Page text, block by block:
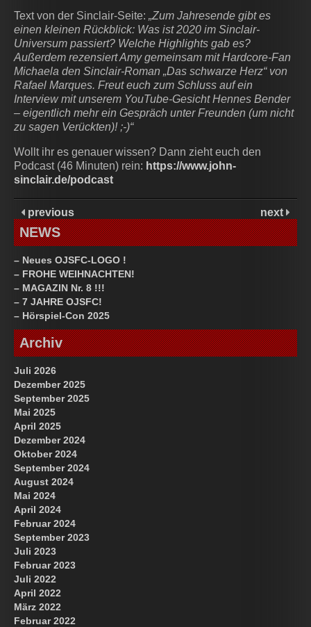
Text von der Sinclair-Seite: „Zum Jahresende gibt es
einen kleinen Rückblick: Was ist 2020 im Sinclair-
Universum passiert? Welche Highlights gab es?
Außerdem rezensiert Amy gemeinsam mit Hardcore-Fan
Michaela den Sinclair-Roman „Das schwarze Herz“ von
Rafael Marques. Freut euch zum Schluss auf ein
Interview mit unserem YouTube-Gesicht Hennes Bender
– eigentlich mehr ein Gespräch unter Freunden (um nicht
zu sagen Verückten)! ;-)“
Wollt ihr es genauer wissen? Dann zieht euch den
Podcast (46 Minuten) rein: https://www.john-
sinclair.de/podcast
previous next
NEWS
– Neues OJSFC-LOGO !
– FROHE WEIHNACHTEN!
– MAGAZIN Nr. 8 !!!
– 7 JAHRE OJSFC!
– Hörspiel-Con 2025
Archiv
Juli 2026
Dezember 2025
September 2025
Mai 2025
April 2025
Dezember 2024
Oktober 2024
September 2024
August 2024
Mai 2024
April 2024
Februar 2024
September 2023
Juli 2023
Februar 2023
Juli 2022
April 2022
März 2022
Februar 2022